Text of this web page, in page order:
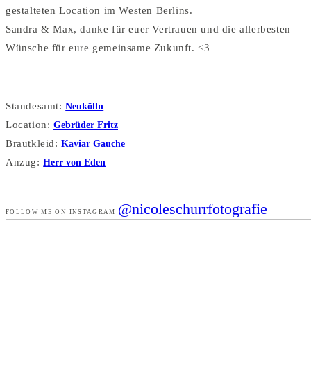
gestalteten Location im Westen Berlins.
Sandra & Max, danke für euer Vertrauen und die allerbesten
Wünsche für eure gemeinsame Zukunft. <3
Standesamt:Neukölln
Location: Gebrüder Fritz
Brautkleid:Kaviar Gauche
Anzug:Herr von Eden
FOLLOW ME ON INSTAGRAM @nicoleschurrfotografie